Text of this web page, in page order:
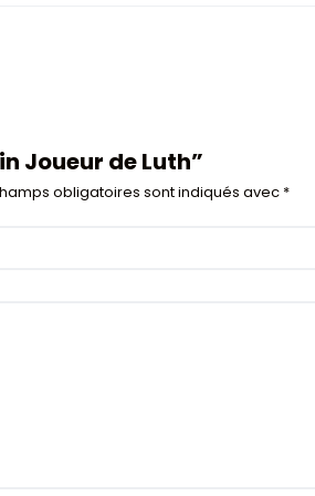
Joueur de Luth”
obligatoires sont indiqués avec *